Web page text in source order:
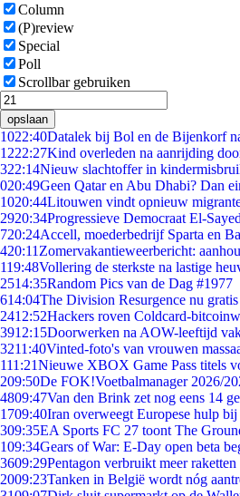
Column
(P)review
Special
Poll
Scrollbar gebruiken
opslaan
1022:40Datalek bij Bol en de Bijenkorf
1222:27Kind overleden na aanrijding
322:14Nieuw slachtoffer in
020:49Geen Qatar en Abu Dhabi? Dan
1020:44Litouwen vindt opnieuw
2920:34Progressieve Democraat El-
720:24Accell, moederbedrijf Sparta en
420:11 Zomervakantieweerbericht:
119:48Vollering de sterkste na lastige
2514:35Random Pics van de Dag #1977
614:04The Division Resurgence nu
2412:52Hackers roven Coldcard-
3912:15Doorwerken na AOW-leeftijd
3211:40Vinted-foto's van vrouwen
111:21Nieuwe XBOX Game Pass titels
209:50De FOK!Voetbalmanager 2026/
4809:47Van den Brink zet nog eens 14
1709:40Iran overweegt Europese hulp
309:35EA Sports FC 27 toont The
109:34Gears of War: E-Day open beta
3609:29Pentagon verbruikt meer
2009:23Tanken in België wordt nóg